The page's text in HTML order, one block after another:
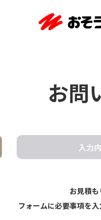
お問
入力
お見積
フォームに必要事項を